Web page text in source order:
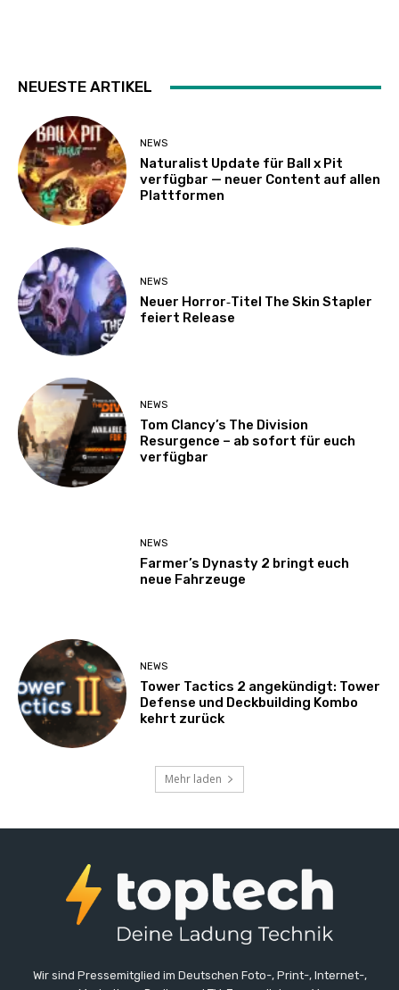
NEUESTE ARTIKEL
NEWS
Naturalist Update für Ball x Pit
verfügbar — neuer Content auf allen
Plattformen
NEWS
Neuer Horror‑Titel The Skin Stapler
feiert Release
NEWS
Tom Clancy’s The Division
Resurgence – ab sofort für euch
verfügbar
NEWS
Farmer’s Dynasty 2 bringt euch
neue Fahrzeuge
NEWS
Tower Tactics 2 angekündigt: Tower
Defense und Deckbuilding Kombo
kehrt zurück
Mehr laden
Wir sind Pressemitglied im Deutschen Foto-, Print-, Internet-,